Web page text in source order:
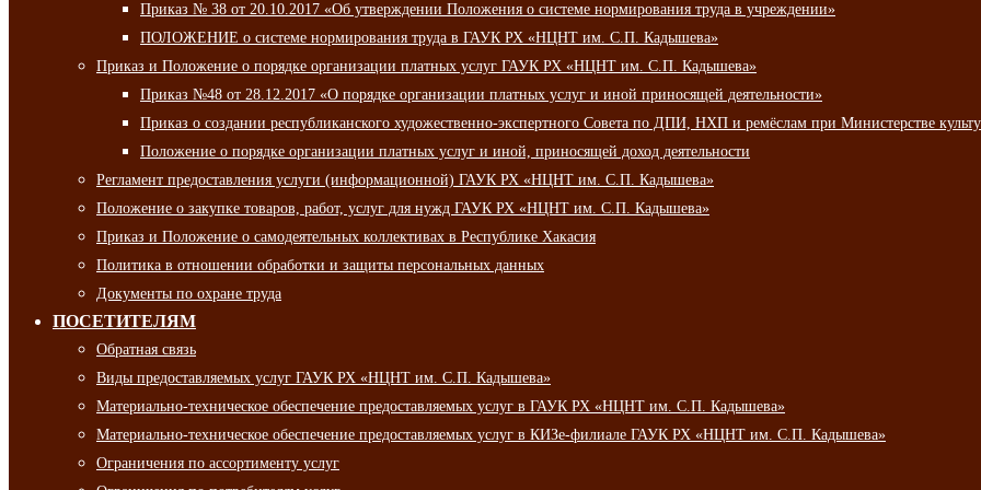
Приказ № 38 от 20.10.2017 «Об утверждении Положения о системе нормирования труда в учреждении»
ПОЛОЖЕНИЕ о системе нормирования труда в ГАУК РХ «НЦНТ им. С.П. Кадышева»
Приказ и Положение о порядке организации платных услуг ГАУК РХ «НЦНТ им. С.П. Кадышева»
Приказ №48 от 28.12.2017 «О порядке организации платных услуг и иной приносящей деятельности»
Приказ о создании республиканского художественно-экспертного Совета по ДПИ, НХП и ремёслам при Министерстве
Положение о порядке организации платных услуг и иной, приносящей доход деятельности
Регламент предоставления услуги (информационной) ГАУК РХ «НЦНТ им. С.П. Кадышева»
Положение о закупке товаров, работ, услуг для нужд ГАУК РХ «НЦНТ им. С.П. Кадышева»
Приказ и Положение о самодеятельных коллективах в Республике Хакасия
Политика в отношении обработки и защиты персональных данных
Документы по охране труда
ПОСЕТИТЕЛЯМ
Обратная связь
Виды предоставляемых услуг ГАУК РХ «НЦНТ им. С.П. Кадышева»
Материально-техническое обеспечение предоставляемых услуг в ГАУК РХ «НЦНТ им. С.П. Кадышева»
Материально-техническое обеспечение предоставляемых услуг в КИЗе-филиале ГАУК РХ «НЦНТ им. С.П. Кадышева»
Ограничения по ассортименту услуг